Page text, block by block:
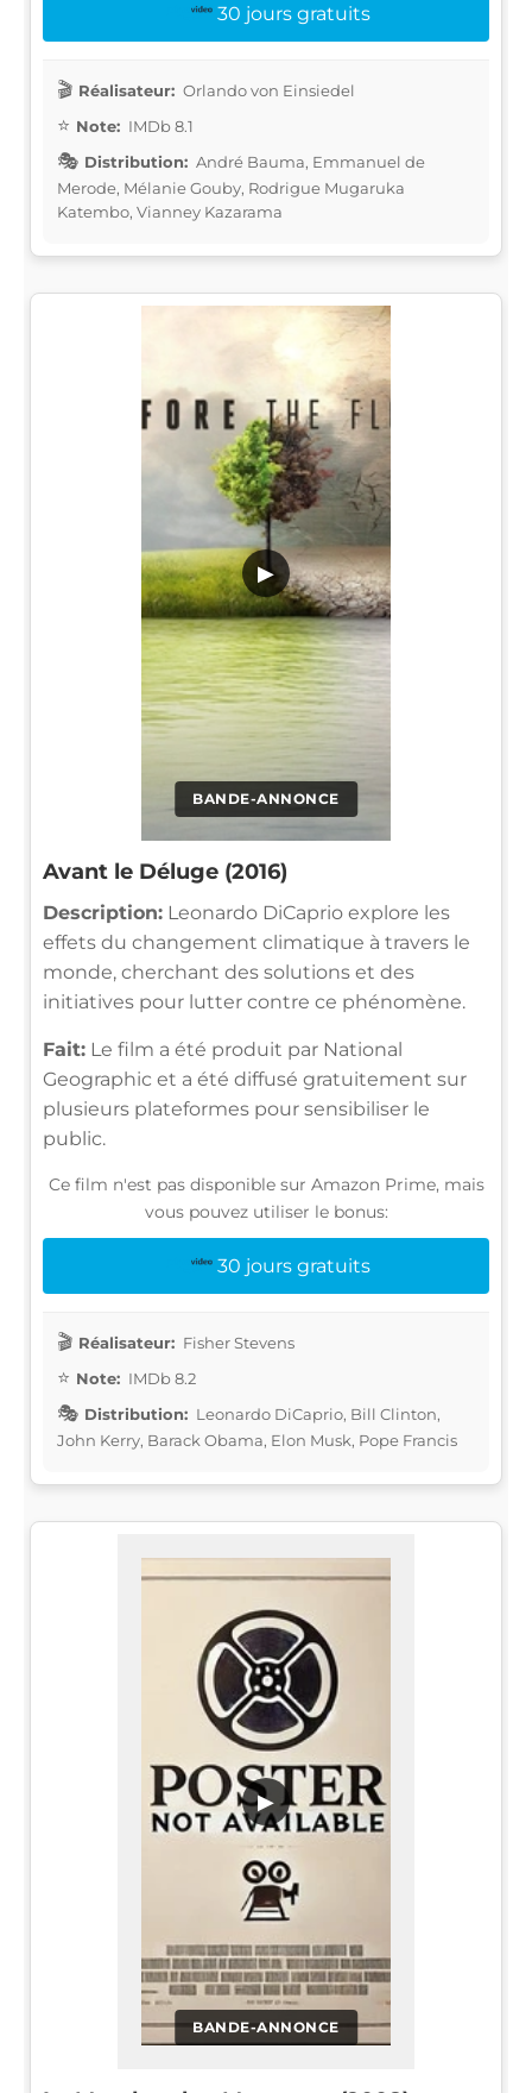
30 jours gratuits
Réalisateur: Orlando von Einsiedel
Note: IMDb 8.1
Distribution: André Bauma, Emmanuel de
Merode, Mélanie Gouby, Rodrigue Mugaruka
Katembo, Vianney Kazarama
BANDE-ANNONCE
▶
Avant le Déluge (2016)
Description: Leonardo DiCaprio explore les
effets du changement climatique à travers le
monde, cherchant des solutions et des
initiatives pour lutter contre ce phénomène.
Fait: Le film a été produit par National
Geographic et a été diffusé gratuitement sur
plusieurs plateformes pour sensibiliser le
public.
Ce film n'est pas disponible sur Amazon Prime, mais
vous pouvez utiliser le bonus:
30 jours gratuits
Réalisateur: Fisher Stevens
Note: IMDb 8.2
Distribution: Leonardo DiCaprio, Bill Clinton,
John Kerry, Barack Obama, Elon Musk, Pope Francis
BANDE-ANNONCE
▶